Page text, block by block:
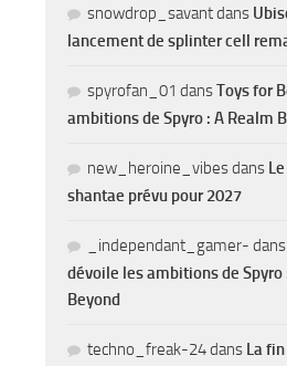
snowdrop_savantdans
lancement de splinter cell
spyrofan_01 dansToys for
ambitions de Spyro : A Realm
new_heroine_vibesdans
shantae prévu pour 2027
_independant_gamer- dans
dévoile les ambitions de Spyro
Beyond
techno_freak-24dans La